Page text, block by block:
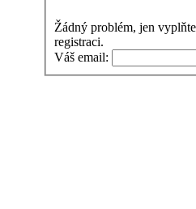
Žádný problém, jen
registraci.
Váš email: